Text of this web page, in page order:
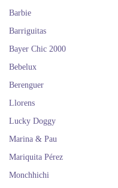
Barbie
Barriguitas
Bayer Chic 2000
Bebelux
Berenguer
Llorens
Lucky Doggy
Marina & Pau
Mariquita Pérez
Monchhichi